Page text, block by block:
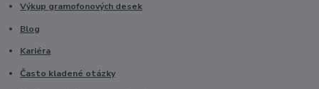
Výkup gramofonových desek
Blog
Kariéra
Často kladené otázky